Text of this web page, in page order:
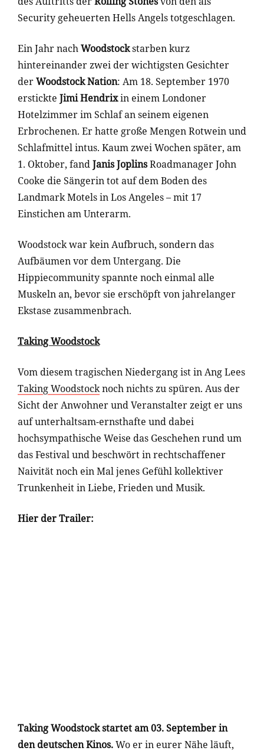
Security geheuerten Hells Angels totgeschlagen.
Ein Jahr nachWoodstockstarben kurz
hintereinander zwei der wichtigsten Gesichter
derWoodstock Nation: Am 18. September 1970
erstickte Jimi Hendrixin einem Londoner
Hotelzimmer im Schlaf an seinem eigenen
Erbrochenen. Er hatte große Mengen Rotwein und
Schlafmittel intus. Kaum zwei Wochen später, am
1. Oktober, fandJanis JoplinsRoadmanager John
Cooke die Sängerin tot auf dem Boden des
Landmark Motels in Los Angeles – mit 17
Einstichen am Unterarm.
Woodstock war kein Aufbruch, sondern das
Aufbäumen vor dem Untergang. Die
Hippiecommunity spannte noch einmal alle
Muskeln an, bevor sie erschöpft von jahrelanger
Ekstase zusammenbrach.
Taking Woodstock
Vom diesem tragischen Niedergang ist in Ang Lees
Taking Woodstocknoch nichts zu spüren. Aus der
Sicht der Anwohner und Veranstalter zeigt er uns
auf unterhaltsam-ernsthafte und dabei
hochsympathische Weise das Geschehen rund um
das Festival und beschwört in rechtschaffener
Naivität noch ein Mal jenes Gefühl kollektiver
Trunkenheit in Liebe, Frieden und Musik.
Hier der Trailer:
Taking Woodstock startet am 03. September in
den deutschen Kinos.Wo er in eurer Nähe läuft,